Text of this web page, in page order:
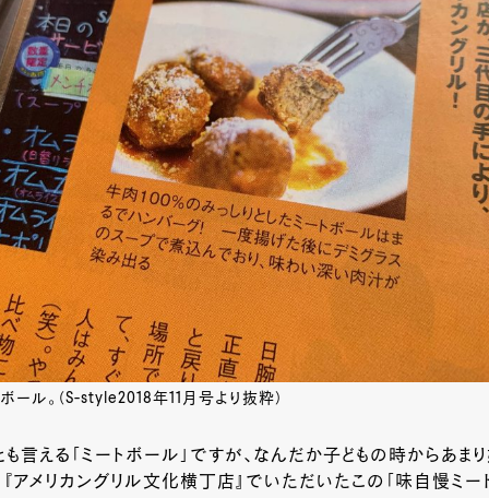
ール。（S-style2018年11月号より抜粋）
言える「ミートボール」ですが、なんだか子どもの時からあま
『アメリカングリル文化横丁店』でいただいたこの「味自慢ミ